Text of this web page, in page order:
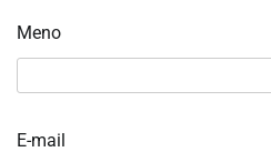
Meno
E-mail